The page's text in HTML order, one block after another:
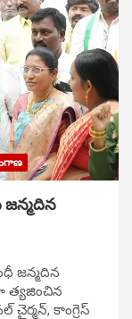
జ‌న్మ‌దిన
త్య‌జించిన
కాంగ్రెస్